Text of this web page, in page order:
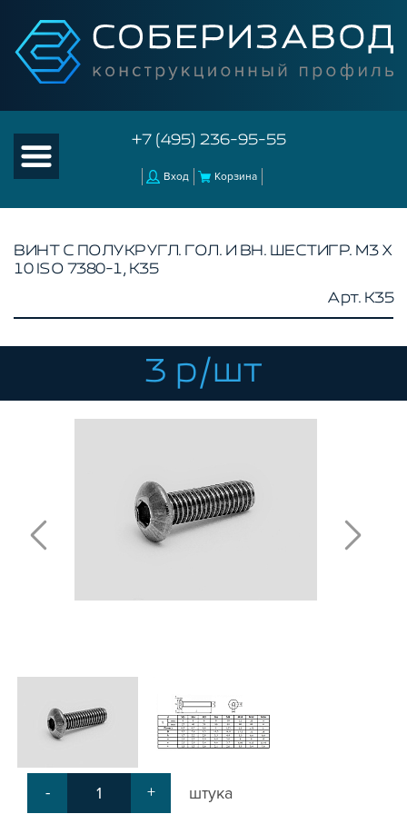
+7 (495) 236-95-55
Вход Корзина
КАТАЛОГ ТОВАРОВ
КОНСТРУКЦИОННЫЙ ПРОФИЛЬ
КОМПЛЕКТУЮЩИЕ К ЧПУ
АКСЕССУАРЫ ДЛЯ V-ПАЗА
Т-БОЛТЫ И Т-ГАЙКИ
СИСТЕМА ТРУБНАЯ МОДУЛЬНАЯ
СИСТЕМА ТРУБНАЯ КОНСТРУКЦИОННАЯ
ВНУТРЕННИЕ УГЛОВЫЕ СОЕДИНИТЕЛИ
АДДИТИВНЫЕ ТОВАРЫ
ОБЩЕСТРОИТЕЛЬНЫЙ ПРОФИЛЬ
ЛИНЕЙНЫЕ СОЕДИНИТЕЛИ
ДОПОЛНИТЕЛЬНАЯ ОБРАБОТКА
ПАРАЛЛЕЛЬНЫЕ СОЕДИНИТЕЛИ
ПРОМЫШЛЕННАЯ МЕБЕЛЬ
ВИНТ С ПОЛУКРУГЛ. ГОЛ. И ВН. ШЕСТИГР. М3 Х
10 ISO 7380-1, K35
Арт. K35
3 р/шт
- + штука